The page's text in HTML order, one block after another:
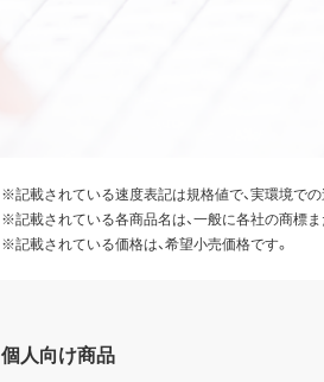
※記載されている速度表記は規格値で、実環境での
※記載されている各商品名は、一般に各社の商標ま
※記載されている価格は、希望小売価格です。
個人向け商品